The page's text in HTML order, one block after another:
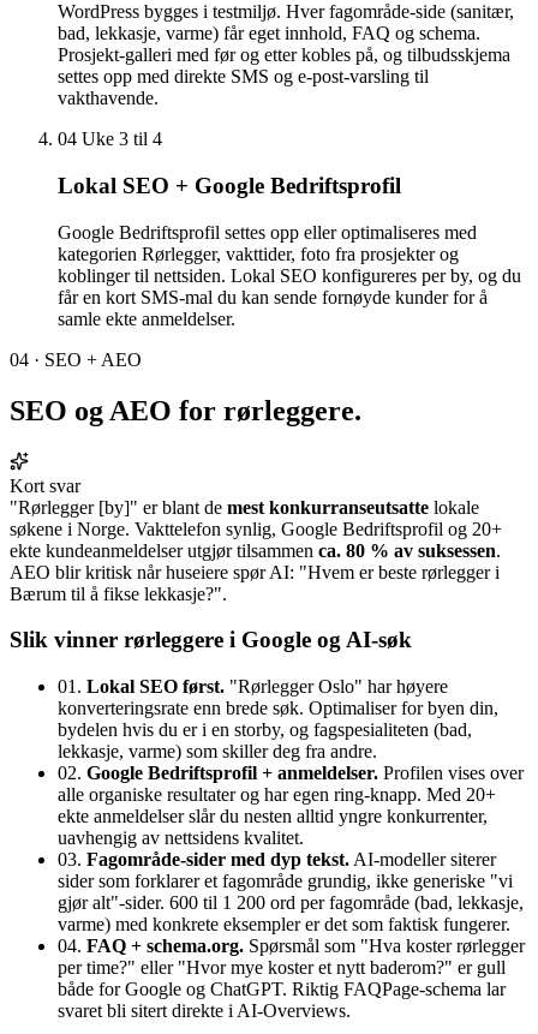
WordPress bygges i testmiljø. Hver fagområde-side (sanitær,
bad, lekkasje, varme) får eget innhold, FAQ og schema.
Prosjekt-galleri med før og etter kobles på, og tilbudsskjema
settes opp med direkte SMS og e-post-varsling til
vakthavende.
04 Uke 3 til 4
Lokal SEO + Google Bedriftsprofil
Google Bedriftsprofil settes opp eller optimaliseres med
kategorien Rørlegger, vakttider, foto fra prosjekter og
koblinger til nettsiden. Lokal SEO konfigureres per by, og du
får en kort SMS-mal du kan sende fornøyde kunder for å
samle ekte anmeldelser.
04 · SEO + AEO
SEO og AEO for rørleggere.
Kort svar
"Rørlegger [by]" er blant de mest konkurranseutsatte lokale
søkene i Norge. Vakttelefon synlig, Google Bedriftsprofil og 20+
ekte kundeanmeldelser utgjør tilsammen ca. 80 % av suksessen.
AEO blir kritisk når huseiere spør AI: "Hvem er beste rørlegger i
Bærum til å fikse lekkasje?".
Slik vinner rørleggere i Google og AI-søk
01. Lokal SEO først. "Rørlegger Oslo" har høyere
konverteringsrate enn brede søk. Optimaliser for byen din,
bydelen hvis du er i en storby, og fagspesialiteten (bad,
lekkasje, varme) som skiller deg fra andre.
02. Google Bedriftsprofil + anmeldelser. Profilen vises over
alle organiske resultater og har egen ring-knapp. Med 20+
ekte anmeldelser slår du nesten alltid yngre konkurrenter,
uavhengig av nettsidens kvalitet.
03. Fagområde-sider med dyp tekst. AI-modeller siterer
sider som forklarer et fagområde grundig, ikke generiske "vi
gjør alt"-sider. 600 til 1 200 ord per fagområde (bad, lekkasje,
varme) med konkrete eksempler er det som faktisk fungerer.
04. FAQ + schema.org. Spørsmål som "Hva koster rørlegger
per time?" eller "Hvor mye koster et nytt baderom?" er gull
både for Google og ChatGPT. Riktig FAQPage-schema lar
svaret bli sitert direkte i AI-Overviews.